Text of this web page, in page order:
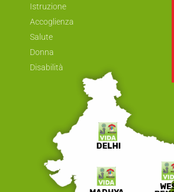
Istruzione
Accoglienza
Salute
Donna
Disabilità